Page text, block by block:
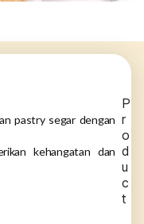
pastry segar dengan
kehangatan dan
P
r
o
d
u
c
t